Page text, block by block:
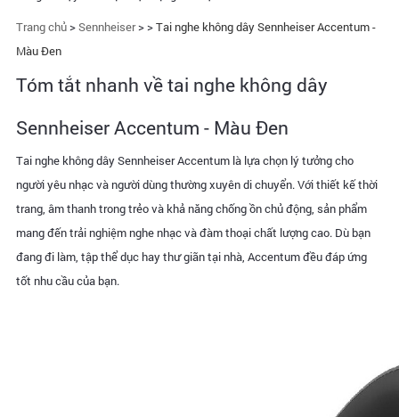
Trang chủ>Sennheiser> >Tai nghe không dây Sennheiser Accentum -
Màu Đen
Tóm tắt nhanh về tai nghe không dây
Sennheiser Accentum - Màu Đen
Tai nghe không dây Sennheiser Accentum là lựa chọn lý tưởng cho
người yêu nhạc và người dùng thường xuyên di chuyển. Với thiết kế thời
trang, âm thanh trong trẻo và khả năng chống ồn chủ động, sản phẩm
mang đến trải nghiệm nghe nhạc và đàm thoại chất lượng cao. Dù bạn
đang đi làm, tập thể dục hay thư giãn tại nhà, Accentum đều đáp ứng
tốt nhu cầu của bạn.